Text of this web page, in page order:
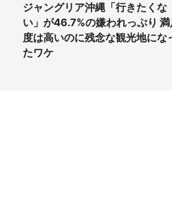
ジャングリア沖縄「行きたくな
い」が46.7%の嫌われっぷり
度は高いのに残念な観光地にな
たワケ